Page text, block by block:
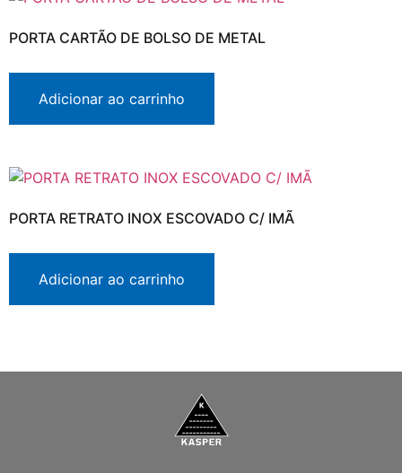
PORTA CARTÃO DE BOLSO DE METAL
Adicionar ao carrinho
PORTA RETRATO INOX ESCOVADO C/ IMÃ
Adicionar ao carrinho